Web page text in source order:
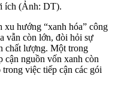
ích (Ảnh: DT).
xu hướng “xanh hóa” công
vẫn còn lớn, đòi hỏi sự
chất lượng. Một trong
cận nguồn vốn xanh còn
việc tiếp cận các gói